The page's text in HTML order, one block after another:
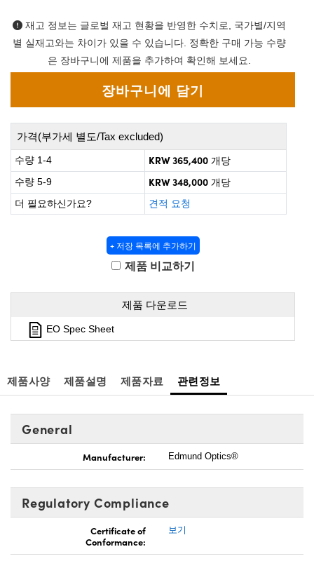
Sputtering) Coated Optics
Elements (DOE)
Micrometers
Couplers
Microscopes
Systems
Company
Components
재고 정보는 글로벌 재고 현황을 반영한 수치로, 국가별/지역
별 실재고와는 차이가 있을 수 있습니다. 정확한 구매 가능 수량
은 장바구니에 제품을 추가하여 확인해 보세요.
가격(부가세 별도/Tax excluded)
수량 1-4 KRW 365,400 개당
수량 5-9
KRW 348,000 개당
더 필요하신가요?
견적 요청
+ 저장 목록에 추가하기
제품 비교하기
제품 다운로드
EO Spec Sheet
제품사양 제품설명 제품자료 관련정보
General
Manufacturer: Edmund Optics®
Regulatory Compliance
Certificate of
Conformance:
보기